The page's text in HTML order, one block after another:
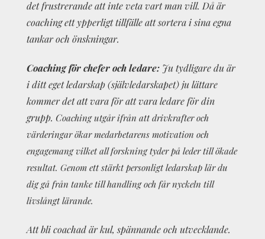
det frustrerande att inte veta vart man vill. Då är
coaching ett ypperligt tillfälle att sortera i sina egna
tankar och önskningar.
Coaching för chefer och ledare:Ju tydligare du är
i ditt eget ledarskap (självledarskapet) ju lättare
kommer det att vara för att vara ledare för din
grupp. Coaching utgår ifrån att drivkrafter och
värderingar ökar medarbetarens motivation och
engagemang vilket all forskning tyder på leder till ökade
resultat. Genom ett stärkt personligt ledarskap lär du
dig gå från tanke till handling och får nyckeln till
livslångt lärande.
Att bli coachad är kul, spännande och utvecklande.